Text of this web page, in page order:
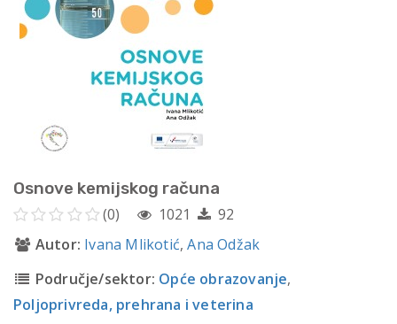
Osnove kemijskog računa
(0) 1021
92
Autor: Ivana Mlikotić,Ana Odžak
Područje/sektor: Opće obrazovanje,
Poljoprivreda, prehrana i veterina